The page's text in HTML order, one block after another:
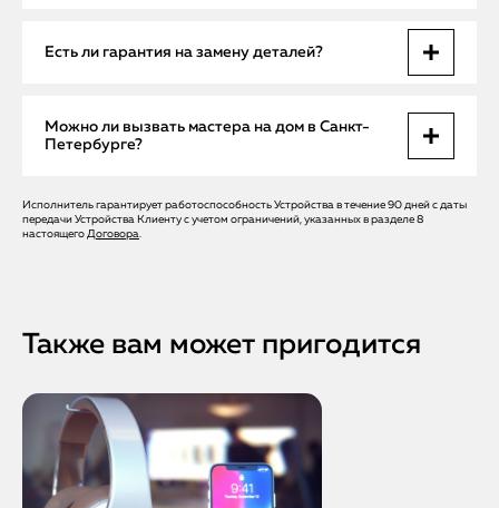
При выезде мастера диагностика занимает 20–30 минут, а
замена динамика или чипа выполняется в сервисе в
Есть ли гарантия на замену деталей?
сопровождаются официальной гарантией, что исключает
повторные поломки.
Можно ли вызвать мастера на дом в Санкт-
Петербурге?
Да, Apple Help предоставляет бесплатный выезд мастера
по всей территории СПб. Мастер проведет диагностику и
Исполнитель гарантирует работоспособность Устройства в течение 90 дней с даты
передачи Устройства Клиенту с учетом ограничений, указанных в разделе 8
настоящего Договора.
Также вам может пригодится